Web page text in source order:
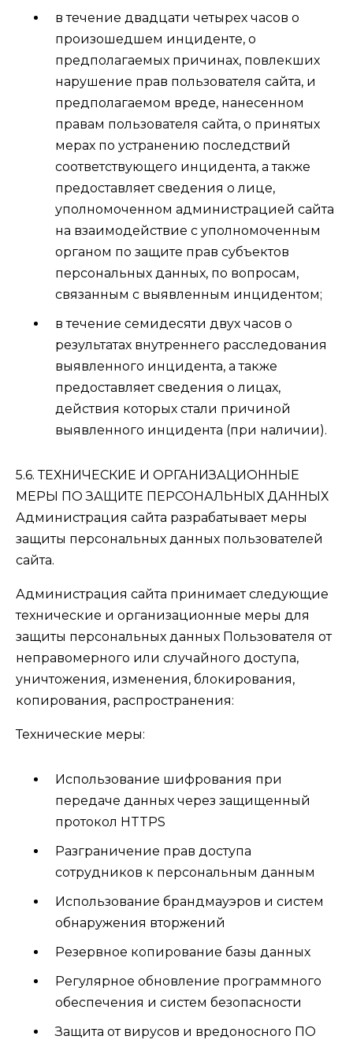
в течение двадцати четырех часов о
произошедшем инциденте, о
предполагаемых причинах, повлекших
нарушение прав пользователя сайта, и
предполагаемом вреде, нанесенном
правам пользователя сайта, о принятых
мерах по устранению последствий
соответствующего инцидента, а также
предоставляет сведения о лице,
уполномоченном администрацией сайта
на взаимодействие с уполномоченным
органом по защите прав субъектов
персональных данных, по вопросам,
связанным с выявленным инцидентом;
в течение семидесяти двух часов о
результатах внутреннего расследования
выявленного инцидента, а также
предоставляет сведения о лицах,
действия которых стали причиной
выявленного инцидента (при наличии).
5.6. ТЕХНИЧЕСКИЕ И ОРГАНИЗАЦИОННЫЕ
МЕРЫ ПО ЗАЩИТЕ ПЕРСОНАЛЬНЫХ ДАННЫХ
Администрация сайта разрабатывает меры
защиты персональных данных пользователей
сайта.
Администрация сайта принимает следующие
технические и организационные меры для
защиты персональных данных Пользователя от
неправомерного или случайного доступа,
уничтожения, изменения, блокирования,
копирования, распространения:
Технические меры:
Использование шифрования при
передаче данных через защищенный
протокол HTTPS
Разграничение прав доступа
сотрудников к персональным данным
Использование брандмауэров и систем
обнаружения вторжений
Резервное копирование базы данных
Регулярное обновление программного
обеспечения и систем безопасности
Защита от вирусов и вредоносного ПО